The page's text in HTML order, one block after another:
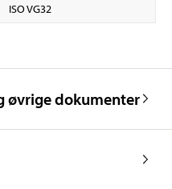
ISO VG32
øvrige dokumenter